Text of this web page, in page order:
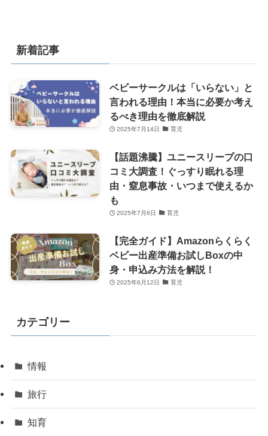
新着記事
ベビーサークルは「いらない」と
言われる理由！本当に必要か考え
るべき理由を徹底解説
2025年7月14日 育児
【話題沸騰】ユニースリープの口
コミ大調査！ぐっすり眠れる理
由・窒息事故・いつまで使えるか
も
2025年7月6日 育児
【完全ガイド】Amazonらくらく
ベビー出産準備お試しBoxの中
身・申込み方法を解説！
2025年6月12日 育児
カテゴリー
情報
旅行
知育